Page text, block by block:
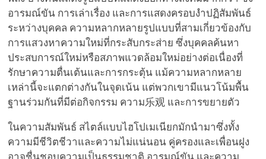
อารมณ์ขัน การเล่าเรื่อง และการแสดงครอบงำปฏิสัมพันธ์
ระหว่างบุคคล ความหลากหลายรูปแบบที่สามเกี่ยวข้องกับ
การแสวงหาความใหม่ที่กระสับกระส่าย ซึ่งบุคคลค้นหา
ประสบการณ์ใหม่หรือสภาพแวดล้อมใหม่อย่างต่อเนื่องที่
รักษาความตื่นเต้นและการกระตุ้น แม้ความหลากหลาย
เหล่านี้จะแตกต่างกันในจุดเน้น แต่พวกเขามีแนวโน้มพื้น
ฐานร่วมกันที่มีต่อกิจกรรม ความ乐观 และการขยายตัว
ในความสัมพันธ์ สไตล์แบบไฮโปเมเนียกมักนำมาซึ่งทั้ง
ความมีชีวิตชีวาและความไม่แน่นอน คู่ครองและเพื่อนฝูง